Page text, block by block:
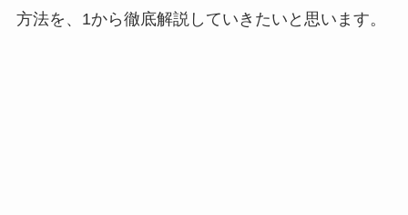
方法を、1から徹底解説していきたいと思います。